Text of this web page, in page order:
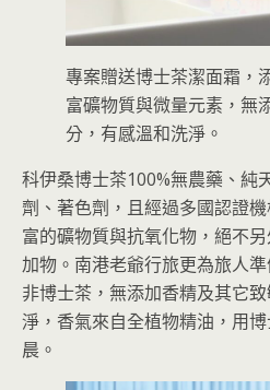
專案贈送博士茶潔面霜，
富礦物質與微量元素，無
分，有感溫和洗淨。
科伊桑博士茶100%無農藥、純
劑、著色劑，且經過多國認證
富的礦物質與抗氧化物，絕不
加物。南港老爺行旅更為旅人
非博士茶，無添加香精及其它
淨，香氣來自全植物精油，用
晨。